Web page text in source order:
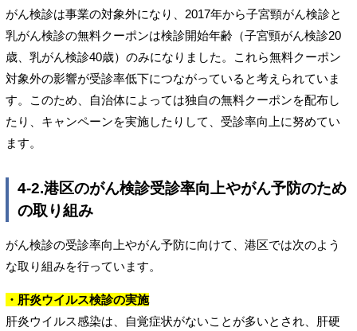
がん検診は事業の対象外になり、2017年から子宮頸がん検診と
乳がん検診の無料クーポンは検診開始年齢（子宮頸がん検診20
歳、乳がん検診40歳）のみになりました。これら無料クーポン
対象外の影響が受診率低下につながっていると考えられていま
す。このため、自治体によっては独自の無料クーポンを配布し
たり、キャンペーンを実施したりして、受診率向上に努めてい
ます。
4-2.港区のがん検診受診率向上やがん予防のため
の取り組み
がん検診の受診率向上やがん予防に向けて、港区では次のよう
な取り組みを行っています。
・肝炎ウイルス検診の実施
肝炎ウイルス感染は、自覚症状がないことが多いとされ、肝硬